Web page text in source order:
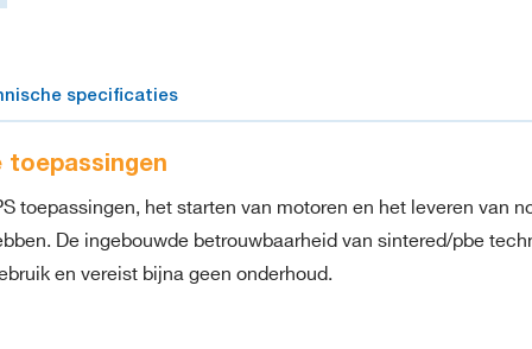
specificaties
toepassingen, het starten van motoren en het leveren van
De ingebouwde betrouwbaarheid van sintered/pbe
en vereist bijna geen onderhoud.